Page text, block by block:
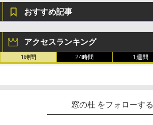
おすすめ記事
アクセスランキング
1時間 24時間 1週間
窓の杜 をフォローする